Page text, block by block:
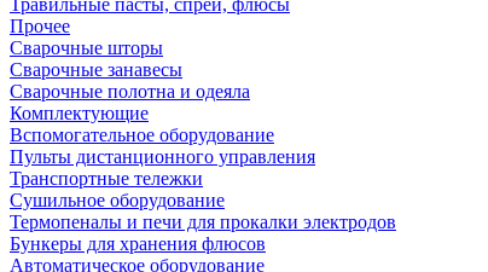
Травильные пасты, спреи, флюсы
Прочее
Сварочные шторы
Сварочные занавесы
Сварочные полотна и одеяла
Комплектующие
Вспомогательное оборудование
Пульты дистанционного управления
Транспортные тележки
Сушильное оборудование
Термопеналы и печи для прокалки электродов
Бункеры для хранения флюсов
Автоматическое оборудование